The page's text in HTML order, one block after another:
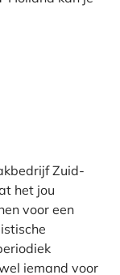
Zuid-
het jou
voor een
iemand voor